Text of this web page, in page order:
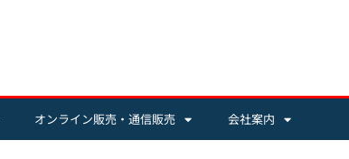
オンライン販売・通信販売 会社案内